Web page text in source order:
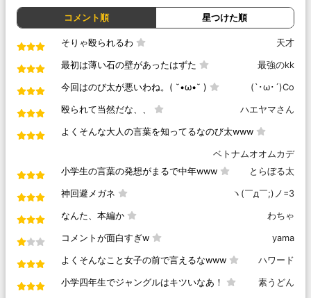
コメント順 星つけた順
そりゃ殴られるわ 天才
最初は薄い石の壁があったはずた 最強のkk
今回はのび太が悪いわね。( ˘•ω•˘ ) (`･ω･´)Co
殴られて当然だな、、 ハエヤマさん
よくそんな大人の言葉を知ってるなのび太www
ベトナムオオムカデ
小学生の言葉の発想がまるで中年www
とらぼる太
神回避メガネ ヽ(￣д￣;)ノ=3
なんた、本編か わちゃ
コメントが面白すぎw yama
よくそんなこと女子の前で言えるなwww ハワード
小学四年生でジャングルはキツいなあ！ 素うどん